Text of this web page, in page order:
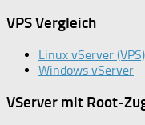
VPS Vergleich
Linux vServer (VPS)
Windows vServer
VServer mit Root-